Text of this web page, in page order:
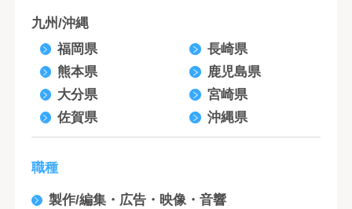
九州/沖縄
福岡県
長崎県
熊本県
鹿児島県
大分県
宮崎県
佐賀県
沖縄県
職種
製作/編集・広告・映像・音響